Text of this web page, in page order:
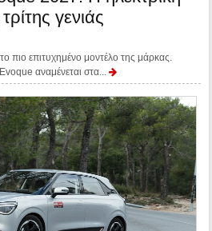
γενιάς
πιο επιτυχημένο μοντέλο της μάρκας.
αναμένεται στα...